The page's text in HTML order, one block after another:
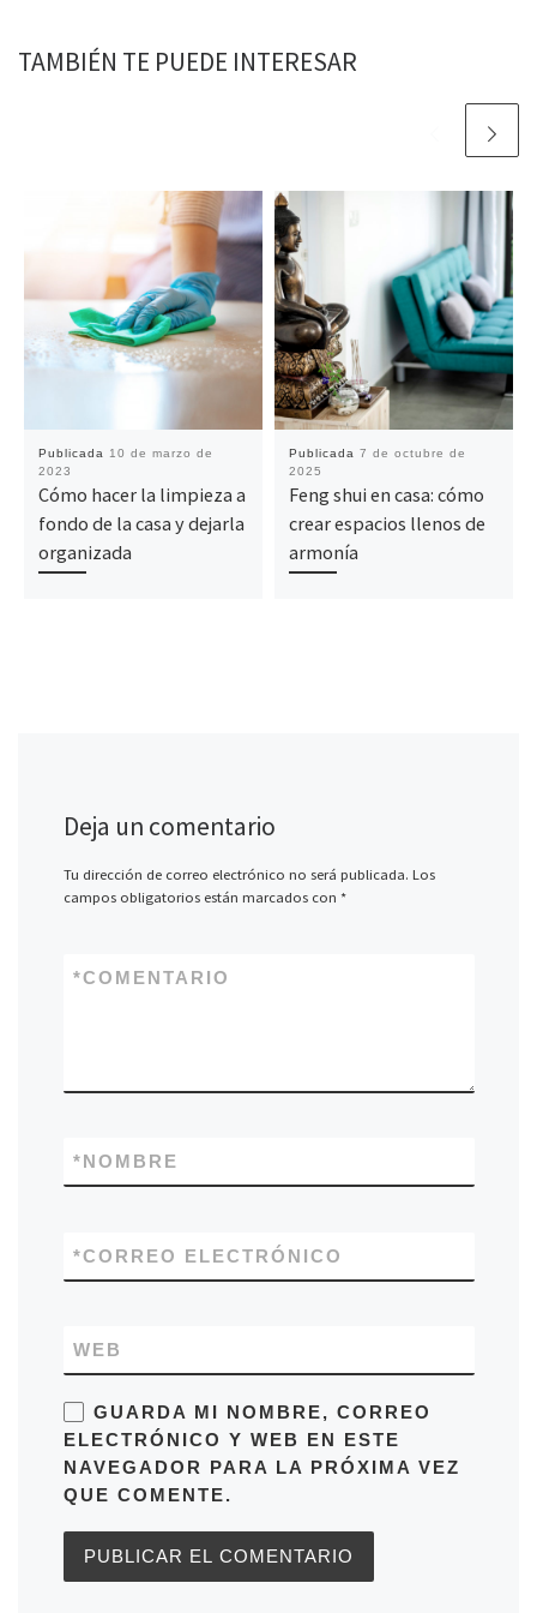
TAMBIÉN TE PUEDE INTERESAR
Publicada
10 de marzo de
2023
Cómo hacer la limpieza a
fondo de la casa y dejarla
organizada
Publicada 7 de octubre de
2025
Feng shui en casa: cómo
crear espacios llenos de
armonía
Deja un comentario
Tu dirección de correo electrónico no será publicada. Los
campos obligatorios están marcados con *
COMENTARIO
*
NOMBRE
*
CORREO ELECTRÓNICO
*
WEB
GUARDA MI NOMBRE, CORREO
ELECTRÓNICO Y WEB EN ESTE
NAVEGADOR PARA LA PRÓXIMA VEZ
QUE COMENTE.